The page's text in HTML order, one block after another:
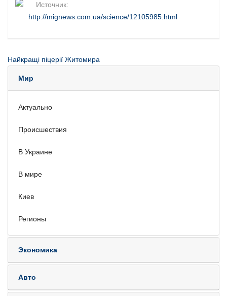
Источник:
http://mignews.com.ua/science/12105985.html
Найкращі піцерії Житомира
Мир
Актуально
Происшествия
В Украине
В мире
Киев
Регионы
Экономика
Авто